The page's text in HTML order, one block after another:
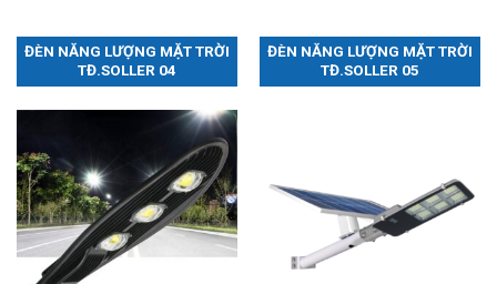
ĐÈN NĂNG LƯỢNG MẶT TRỜI
TĐ.SOLLER 04
ĐÈN NĂNG LƯỢNG MẶT TRỜI
TĐ.SOLLER 05